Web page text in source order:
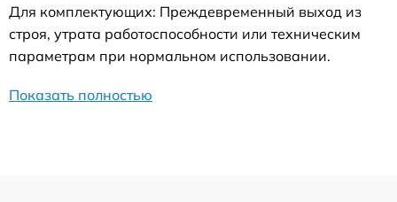
Для комплектующих: Преждевременный выход из
строя, утрата работоспособности или техническим
параметрам при нормальном использовании.
Показать полностью